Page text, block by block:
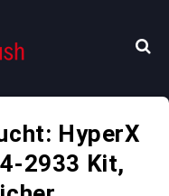
HyperX
2933 Kit,